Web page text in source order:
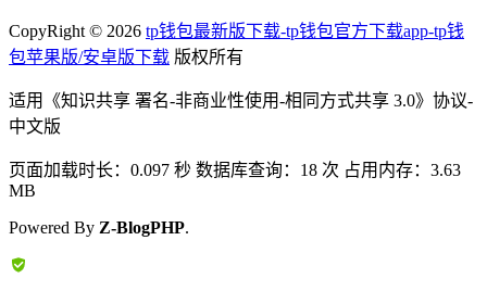
CopyRight © 2026 tp钱包最新版下载-tp钱包官方下载app-tp钱
包苹果版/安卓版下载 版权所有
适用《知识共享 署名-非商业性使用-相同方式共享 3.0》协议-
中文版
页面加载时长：0.097 秒 数据库查询：18 次 占用内存：3.63
MB
Powered By Z-BlogPHP.